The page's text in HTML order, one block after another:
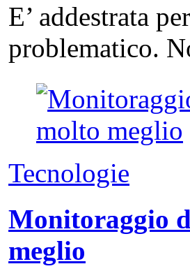
E’ addestrata
problematico.
Tecnologie
Monitoraggio
meglio